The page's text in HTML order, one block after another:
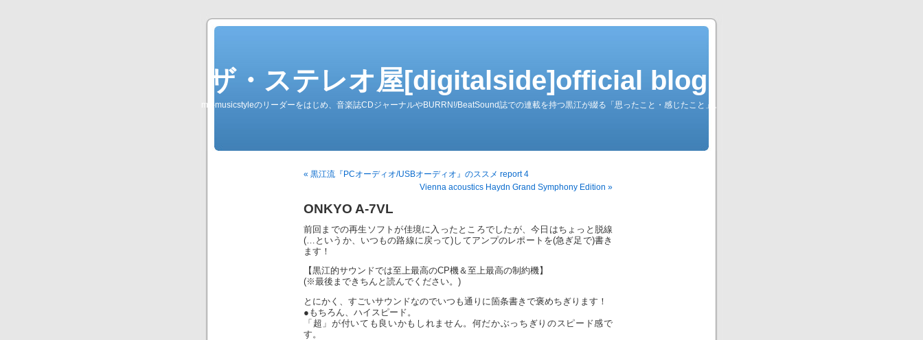
ザ・ステレオ屋[digitalside]official blog.
my-musicstyleのリーダーをはじめ、音楽誌CDジャーナルやBURRN!/BeatSound誌での連載を持つ黒江が綴る「思ったこと・感じたこと」。
« 黒江流『PCオーディオ/USBオーディオ』のススメ report 4
Vienna acoustics Haydn Grand Symphony Edition »
ONKYO A-7VL
前回までの再生ソフトが佳境に入ったところでしたが、今日はちょっと脱線
(…というか、いつもの路線に戻って)してアンプのレポートを(急ぎ足で)書き
ます！
【黒江的サウンドでは至上最高のCP機＆至上最高の制約機】
(※最後まできちんと読んでください。)
とにかく、すごいサウンドなのでいつも通りに箇条書きで褒めちぎります！
●もちろん、ハイスピード。
「超」が付いても良いかもしれません。何だかぶっちぎりのスピード感で
す。